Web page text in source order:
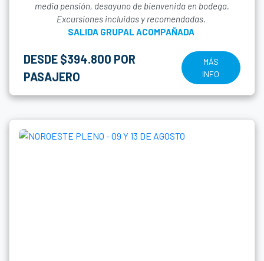
media pensión, desayuno de bienvenida en bodega.
Excursiones incluidas y recomendadas.
SALIDA GRUPAL ACOMPAÑADA
DESDE $394.800 POR
PASAJERO
MÁS
INFO